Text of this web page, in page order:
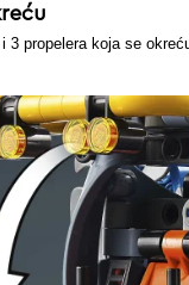
3 propelera koja se